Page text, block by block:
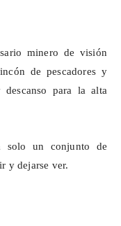
minero de visión
de pescadores y
para la alta
solo un conjunto de
y dejarse ver.